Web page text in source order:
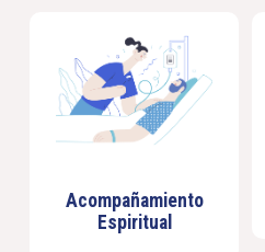
Acompañamiento
Espiritual